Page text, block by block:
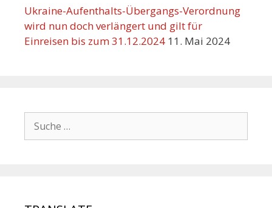
Ukraine-Aufenthalts-Übergangs-Verordnung
wird nun doch verlängert und gilt für
Einreisen bis zum 31.12.2024 11. Mai 2024